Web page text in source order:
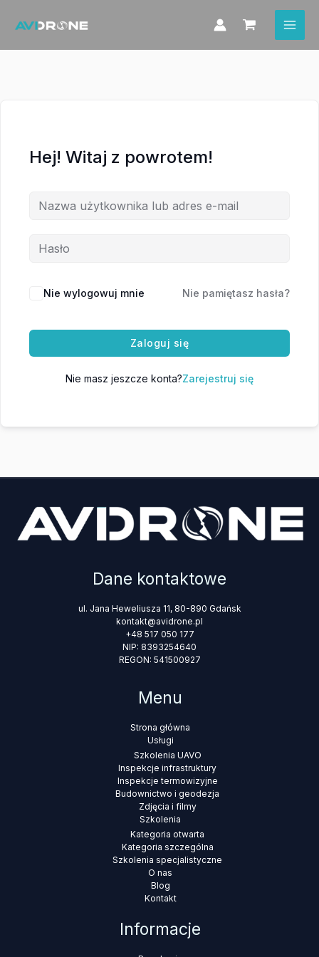
Hej! Witaj z powrotem!
Nie wylogowuj mnie Nie pamiętasz hasła?
Zaloguj się
Nie masz jeszcze konta?Zarejestruj się
Dane kontaktowe
ul. Jana Heweliusza 11, 80-890 Gdańsk
kontakt@avidrone.pl
+48 517 050 177
NIP: 8393254640
REGON: 541500927
Menu
Strona główna
Usługi
Szkolenia UAVO
Inspekcje infrastruktury
Inspekcje termowizyjne
Budownictwo i geodezja
Zdjęcia i filmy
Szkolenia
Kategoria otwarta
Kategoria szczególna
Szkolenia specjalistyczne
O nas
Blog
Kontakt
Informacje